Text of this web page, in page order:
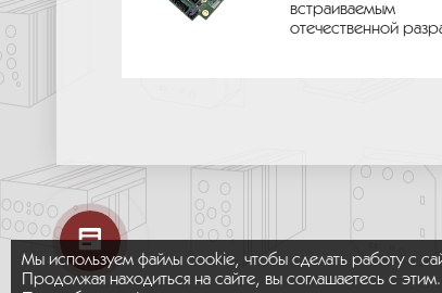
отечественной
Мы используем файлы cookie, чтобы сделать работу с
Продолжая находиться на сайте, вы соглашаетесь с этим.